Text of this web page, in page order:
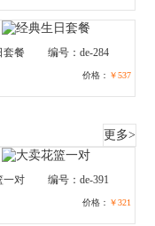
套餐 编号：de-284
价格： ￥537
更多>
一对 编号：de-391
价格： ￥321